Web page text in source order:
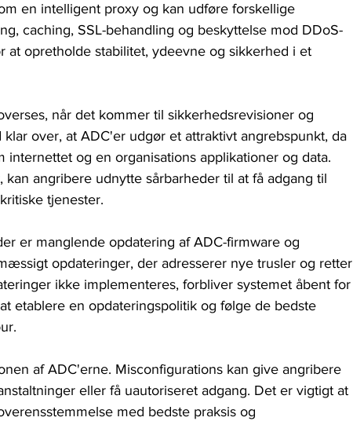
en intelligent proxy og kan udføre forskellige
caching, SSL-behandling og beskyttelse mod DDoS-
at opretholde stabilitet, ydeevne og sikkerhed i et
når det kommer til sikkerhedsrevisioner og
over, at ADC'er udgør et attraktivt angrebspunkt, da
og en organisations applikationer og data.
angribere udnytte sårbarheder til at få adgang til
tjenester.
er manglende opdatering af ADC-firmware og
opdateringer, der adresserer nye trusler og retter
ikke implementeres, forbliver systemet åbent for
etablere en opdateringspolitik og følge de bedste
af ADC'erne. Misconfigurations kan give angribere
eller få uautoriseret adgang. Det er vigtigt at
med bedste praksis og